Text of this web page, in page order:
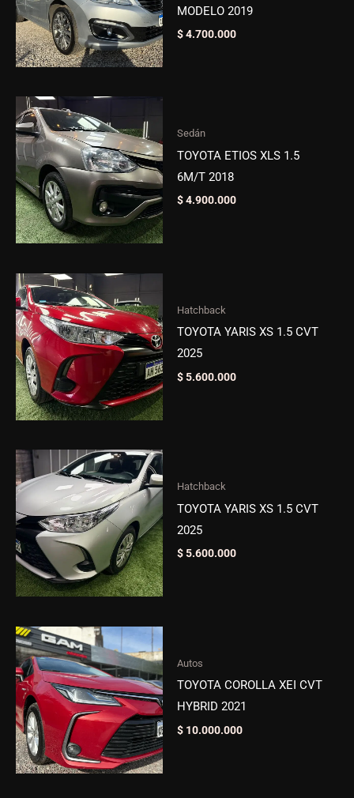
MODELO 2019
$4.700.000
Sedán
TOYOTA ETIOS XLS 1.5
6M/T 2018
$4.900.000
Hatchback
TOYOTA YARIS XS 1.5 CVT
2025
$5.600.000
Hatchback
TOYOTA YARIS XS 1.5 CVT
2025
$5.600.000
Autos
TOYOTA COROLLA XEI CVT
HYBRID 2021
$ 10.000.000